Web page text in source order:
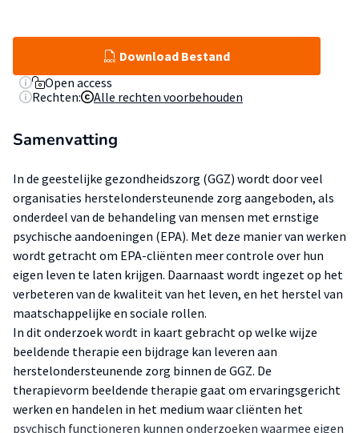
Download Bestand
Open access
Rechten:
Alle rechten voorbehouden
Samenvatting
In de geestelijke gezondheidszorg (GGZ) wordt door veel
organisaties herstelondersteunende zorg aangeboden, als
onderdeel van de behandeling van mensen met ernstige
psychische aandoeningen (EPA). Met deze manier van werken
wordt getracht om EPA-cliënten meer controle over hun
eigen leven te laten krijgen. Daarnaast wordt ingezet op het
verbeteren van de kwaliteit van het leven, en het herstel van
maatschappelijke en sociale rollen.
In dit onderzoek wordt in kaart gebracht op welke wijze
beeldende therapie een bijdrage kan leveren aan
herstelondersteunende zorg binnen de GGZ. De
therapievorm beeldende therapie gaat om ervaringsgericht
werken en handelen in het medium waar cliënten het
psychisch functioneren kunnen onderzoeken waarmee eigen